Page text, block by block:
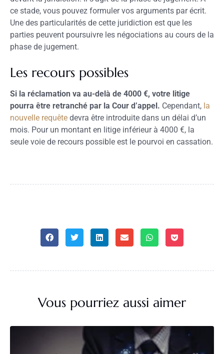
ce stade, vous pouvez formuler vos arguments par écrit.
Une des particularités de cette juridiction est que les
parties peuvent poursuivre les négociations au cours de la
phase de jugement.
Les recours possibles
Si la réclamation va au-delà de 4000 €, votre litige
pourra être retranché par la Cour d’appel. Cependant, la
nouvelle requête devra être introduite dans un délai d’un
mois. Pour un montant en litige inférieur à 4000 €, la
seule voie de recours possible est le pourvoi en cassation.
Vous pourriez aussi aimer